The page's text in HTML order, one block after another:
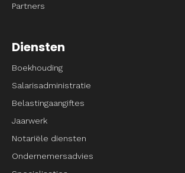
Partners
Diensten
Boekhouding
Salarisadministratie
Belastingaangiftes
Jaarwerk
Notariële diensten
Ondernemersadvies